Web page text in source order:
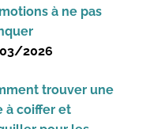
à ne pas
2026
trouver une
à coiffer et